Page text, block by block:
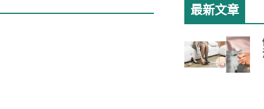
最新文章